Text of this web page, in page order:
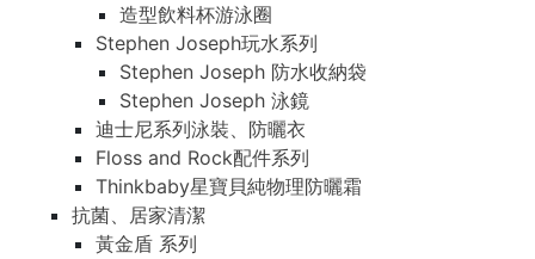
造型飲料杯游泳圈
Stephen Joseph玩水系列
Stephen Joseph 防水收納袋
Stephen Joseph 泳鏡
迪士尼系列泳裝、防曬衣
Floss and Rock配件系列
Thinkbaby星寶貝純物理防曬霜
抗菌、居家清潔
黃金盾 系列